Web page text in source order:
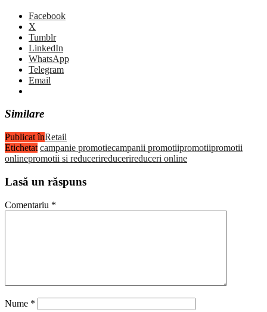
Facebook
X
Tumblr
LinkedIn
WhatsApp
Telegram
Email
Similare
Publicat înRetail
Etichetat campanie promotiecampanii promotiipromotiipromotii
onlinepromotii si reducerireducerireduceri online
Lasă un răspuns
Comentariu *
Nume *